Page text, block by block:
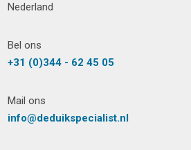
Nederland
Bel ons
+31 (0)344 - 62 45 05
Mail ons
info@deduikspecialist.nl